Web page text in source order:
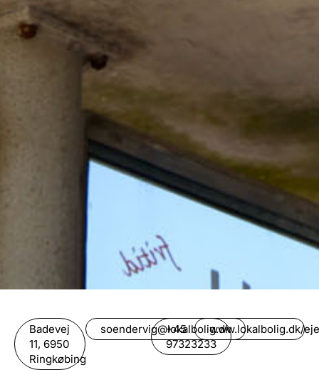
Badevej
11, 6950
Ringkøbing
soendervig@lokalbolig.dk
+45
97323233
www.lokalbolig.dk/